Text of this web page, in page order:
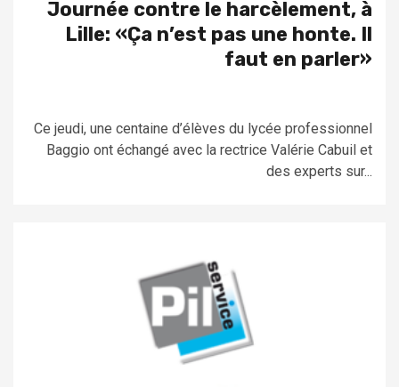
Journée contre le harcèlement, à
Lille: «Ça n’est pas une honte. Il
faut en parler»
Ce jeudi, une centaine d’élèves du lycée professionnel
Baggio ont échangé avec la rectrice Valérie Cabuil et
des experts sur...